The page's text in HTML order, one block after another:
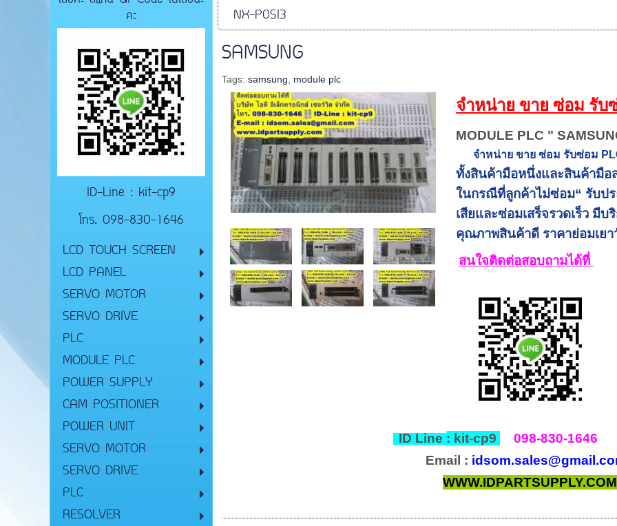
คะ
ID-Line : kit-cp9
โทร. 098-830-1646
LCD TOUCH SCREEN
LCD PANEL
SERVO MOTOR
SERVO DRIVE
PLC
MODULE PLC
POWER SUPPLY
CAM POSITIONER
POWER UNIT
SERVO MOTOR
SERVO DRIVE
PLC
RESOLVER
NX-P0SI3
SAMSUNG
Tags:samsung module plc
จำหน่าย ขาย ซ่อม รับ
MODULE PLC "
จำหน่าย ขาย ซ่อม รับซ่อม
ทั้งสินค้ามือหนึ่งและสินค้ามือ
ในกรณีที่ลูกค้าไม่ซ่อม“ รับปร
เสียและซ่อมเสร็จรวดเร็ว มี
คุณภาพสินค้าดี ราคาย่อมเยา
สนใจติดต่อสอบถามได้ที่
ID Line: kit-cp9
098-830-1646
Email :
WWW.IDPARTSUPPLY.COM